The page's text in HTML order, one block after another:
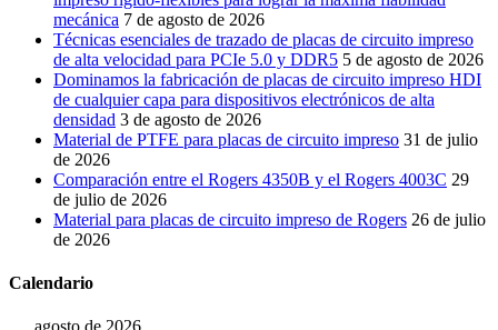
mecánica 7 de agosto de 2026
Técnicas esenciales de trazado de placas de circuito impreso
de alta velocidad para PCIe 5.0 y DDR5 5 de agosto de 2026
Dominamos la fabricación de placas de circuito impreso HDI
de cualquier capa para dispositivos electrónicos de alta
densidad 3 de agosto de 2026
Material de PTFE para placas de circuito impreso 31 de julio
de 2026
Comparación entre el Rogers 4350B y el Rogers 4003C 29
de julio de 2026
Material para placas de circuito impreso de Rogers 26 de julio
de 2026
Calendario
agosto de 2026